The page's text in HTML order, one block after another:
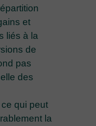
et
liés à la
de
pas
des
qui peut
la